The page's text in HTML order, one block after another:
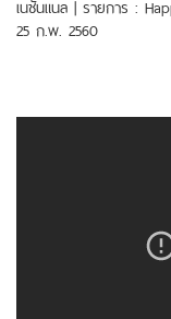
25 ก.พ. 2560